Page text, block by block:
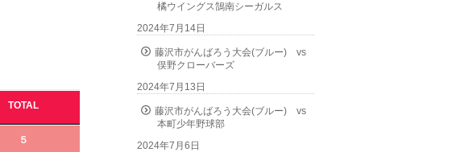
TOTAL
５
橘ウイングス鵠南シーガルス
2024年7月14日
藤沢市がんばろう大会(ブルー) vs
俣野クローバーズ
2024年7月13日
藤沢市がんばろう大会(ブルー) vs
本町少年野球部
2024年7月6日